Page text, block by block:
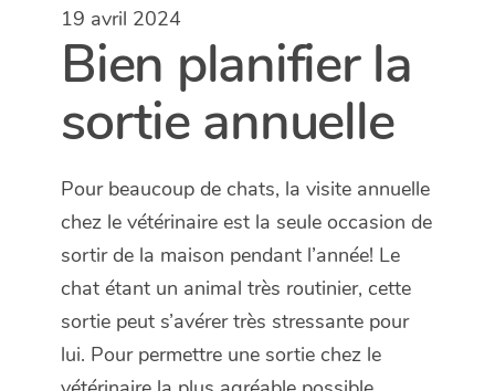
19 avril 2024
Bien planifier la
sortie annuelle
Pour beaucoup de chats, la visite annuelle
chez le vétérinaire est la seule occasion de
sortir de la maison pendant l’année! Le
chat étant un animal très routinier, cette
sortie peut s’avérer très stressante pour
lui. Pour permettre une sortie chez le